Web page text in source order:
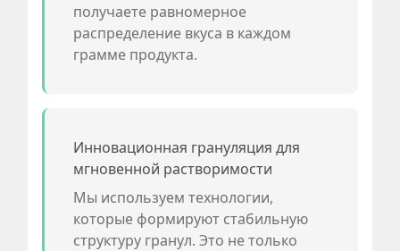
получаете равномерное
распределение вкуса в каждом
грамме продукта.
Инновационная грануляция для
мгновенной растворимости
Мы используем технологии,
которые формируют стабильную
структуру гранул. Это не только